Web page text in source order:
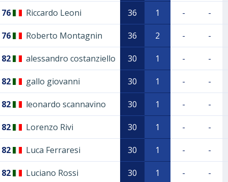
76 Riccardo Leoni 36 1 - -
76 Roberto Montagnin 36 2 - -
82 alessandro costanziello 30 1 - -
82 gallo giovanni 30 1 - -
82 leonardo scannavino 30 1 - -
82 Lorenzo Rivi 30 1 - -
82 Luca Ferraresi 30 1 - -
82 Luciano Rossi 30 1 - -